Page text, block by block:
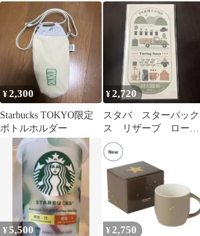
タンブラー
ス ミルクティー 3本
¥2,300
Starbucks TOKYO限定
ボトルホルダー
¥2,720
スタバ スターバック
ス リザーブ ロース
タリー東京限定 トラ
ベラーズ リフィル
¥5,500 ¥ 2,750